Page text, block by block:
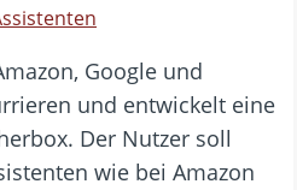
Google und
und entwickelt eine
Der Nutzer soll
wie bei Amazon